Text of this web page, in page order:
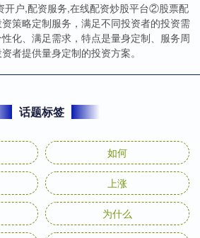
开户,配资服务,在线配资炒股平台②股票配
策略定制服务，满足不同投资者的投资需
化、满足需求，特点是量身定制、服务周
者提供量身定制的投资方案。
话题标签
如何
上涨
为什么